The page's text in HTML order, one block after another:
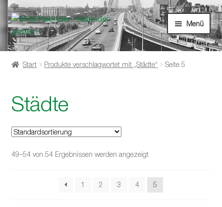
Zur
Navigation
springen
Zum
Inhalt
springen
Menü
Startseite
Start Produkte verschlagwortet mit „Städte“ Seite 5
Städte
49–54 von 54 Ergebnissen werden angezeigt
1 2 3 4 5